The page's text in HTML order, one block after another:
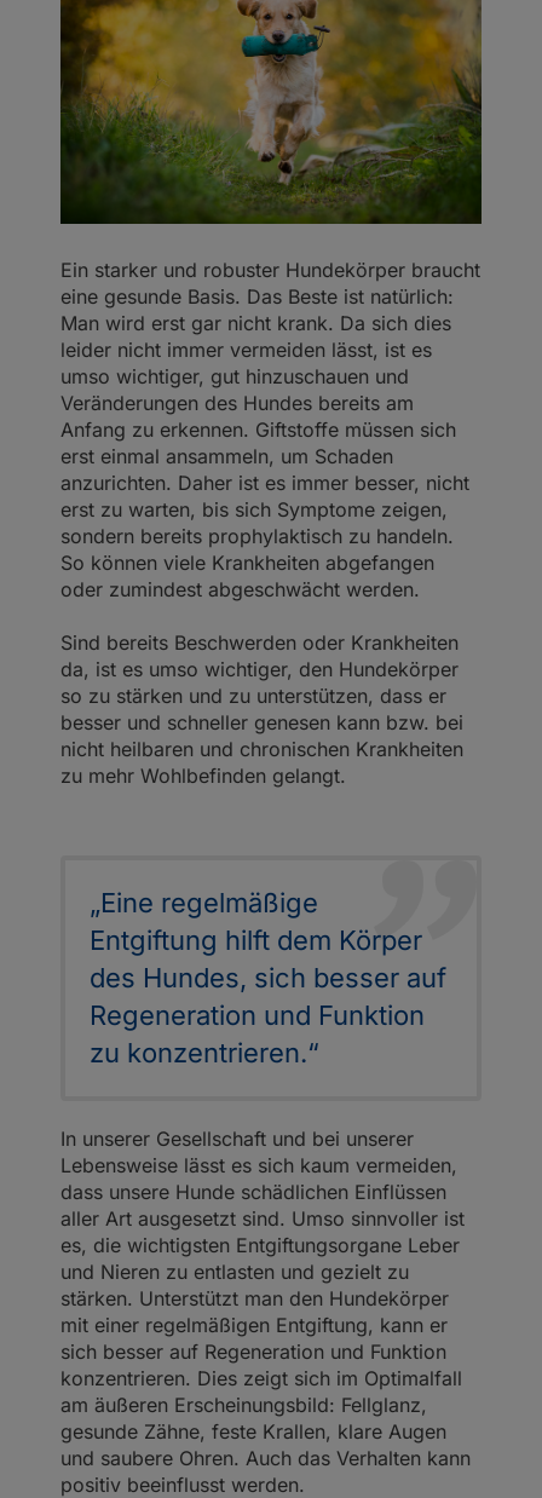
Ein starker und robuster Hundekörper braucht
eine gesunde Basis. Das Beste ist natürlich:
Man wird erst gar nicht krank. Da sich dies
leider nicht immer vermeiden lässt, ist es
umso wichtiger, gut hinzuschauen und
Veränderungen des Hundes bereits am
Anfang zu erkennen. Giftstoffe müssen sich
erst einmal ansammeln, um Schaden
anzurichten. Daher ist es immer besser, nicht
erst zu warten, bis sich Symptome zeigen,
sondern bereits prophylaktisch zu handeln.
So können viele Krankheiten abgefangen
oder zumindest abgeschwächt werden.
Sind bereits Beschwerden oder Krankheiten
da, ist es umso wichtiger, den Hundekörper
so zu stärken und zu unterstützen, dass er
besser und schneller genesen kann bzw. bei
nicht heilbaren und chronischen Krankheiten
zu mehr Wohlbefinden gelangt.
„Eine regelmäßige
Entgiftung hilft dem Körper
des Hundes, sich besser auf
Regeneration und Funktion
zu konzentrieren.“
In unserer Gesellschaft und bei unserer
Lebensweise lässt es sich kaum vermeiden,
dass unsere Hunde schädlichen Einflüssen
aller Art ausgesetzt sind. Umso sinnvoller ist
es, die wichtigsten Entgiftungsorgane Leber
und Nieren zu entlasten und gezielt zu
stärken. Unterstützt man den Hundekörper
mit einer regelmäßigen Entgiftung, kann er
sich besser auf Regeneration und Funktion
konzentrieren. Dies zeigt sich im Optimalfall
am äußeren Erscheinungsbild: Fellglanz,
gesunde Zähne, feste Krallen, klare Augen
und saubere Ohren. Auch das Verhalten kann
positiv beeinflusst werden.